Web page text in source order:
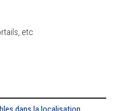
etc